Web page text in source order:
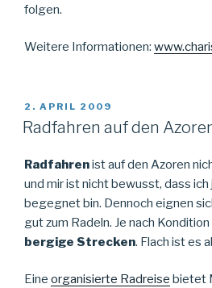
folgen.
Weitere Informationen:
VERÖFFENTLICHT
AM
2. APRIL 2009
Radfahren auf den
Radfahrenist auf den Azoren
und mir ist nicht bewusst, dass
begegnet bin. Dennoch eignen
gut zum Radeln. Je nach
bergige Strecken. Flach ist es
Eine organisierte Radreise bietet